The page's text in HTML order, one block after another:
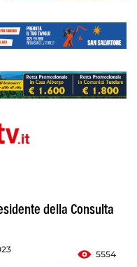
della Consulta
5554